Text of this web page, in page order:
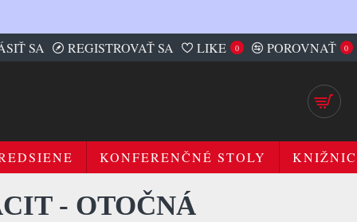
SA REGISTROVAŤ SA LIKE 0 POROVNAŤ 0
KONFERENČNÉ STOLY
- OTOČNÁ